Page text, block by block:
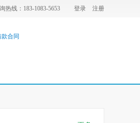
热线：183-1083-5653 登录 注册
款合同